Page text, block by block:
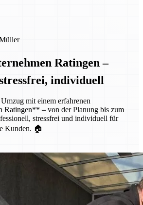
Ratingen –
individuell
mit einem erfahrenen
Ratingen** – von der Planung bis zum
stressfrei und individuell für
Kunden. 🏠